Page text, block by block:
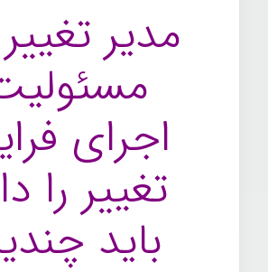
مدیر
اجرای
تغییر را
باید